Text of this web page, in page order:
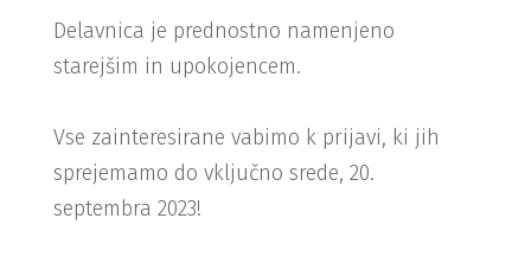
Delavnica je prednostno namenjeno
starejšim in upokojencem.
Vse zainteresirane vabimo k prijavi, ki jih
sprejemamo do vključno srede, 20.
septembra 2023!